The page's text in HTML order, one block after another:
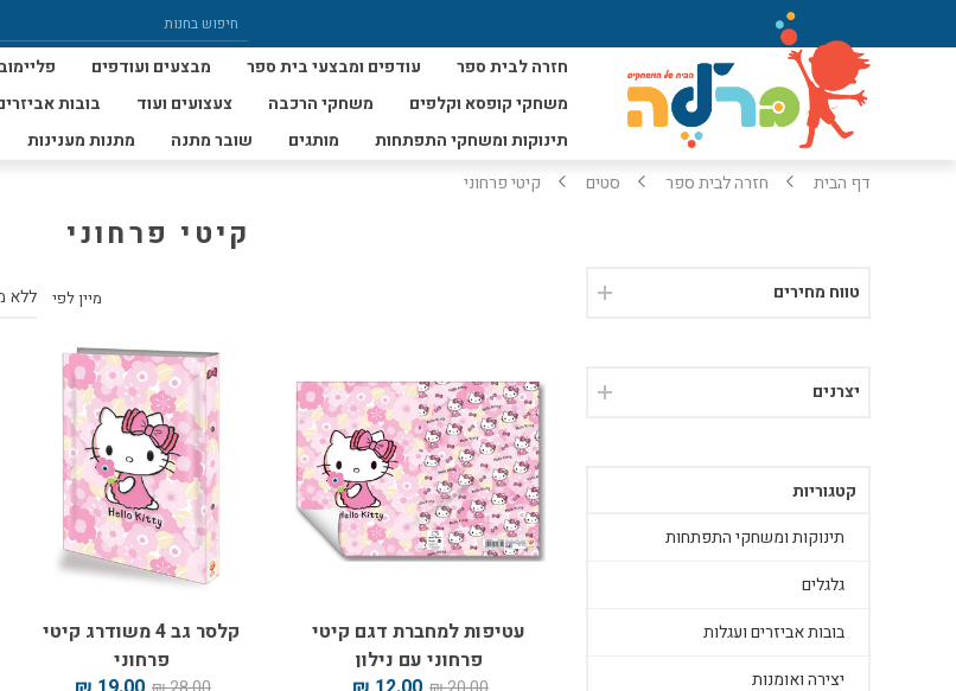
חזרה לבית ספר עודפים ומבצעי בית ספר מבצעים ועודפים
משחקי קופסא וקלפים
משחקי הרכבה צעצועים ועוד בובות
תינוקות ומשחקי התפתחות
מותגים שובר מתנה מתנות מענינות
דף הבית חזרה לבית ספר סטים קיטי פרחוני
קיטי פרחוני
מיין לפי
עטיפות למחברת דגם קיטי
פרחוני עם נילון
קלסר גב 4 משודרג קיטי
פרחוני
טווח מחירים
יצרנים
קטגוריות
תינוקות ומשחקי התפתחות
גלגלים
בובות אביזרים ועגלות
יצירה ואומנות